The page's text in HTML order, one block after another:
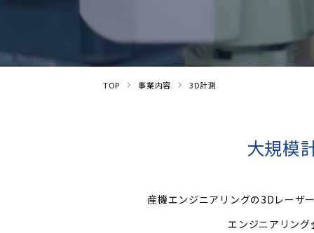
TOP 事業内容 3D計測
大規模
産機エンジニアリングの3Dレーザ
エンジニアリン